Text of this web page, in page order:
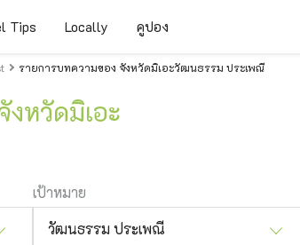
Tips Locally คูปอง
รายการบทความของ จังหวัดมิเอะวัฒนธรรม ประเพณี
หวัดมิเอะ
เป้าหมาย
วัฒนธรรม ประเพณี